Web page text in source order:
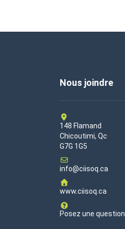
Nous joindre
148 Flamand
Chicoutimi, Qc
G7G 1G5
info@ciisoq.ca
www.ciisoq.ca
Posez une question